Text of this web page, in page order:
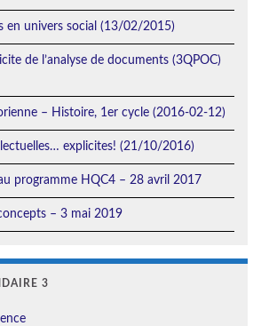
en univers social (13/02/2015)
de l’analyse de documents (3QPOC)
– Histoire, 1er cycle (2016-02-12)
explicites! (21/10/2016)
programme HQC4 – 28 avril 2017
– 3 mai 2019
3